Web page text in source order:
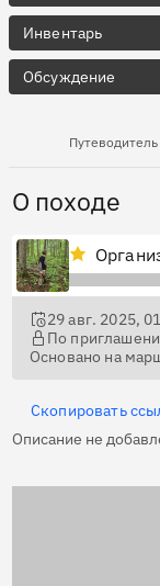
Инвентарь
Обсуждение
Путеводитель
О походе
29 авг. 2025,
По
Основано на
Скопировать
Описание не